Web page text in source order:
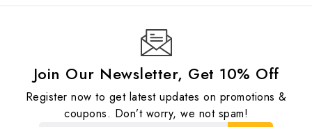
Join Our Newsletter, Get 10% Off
Register now to get latest updates on promotions &
coupons. Don’t worry, we not spam!